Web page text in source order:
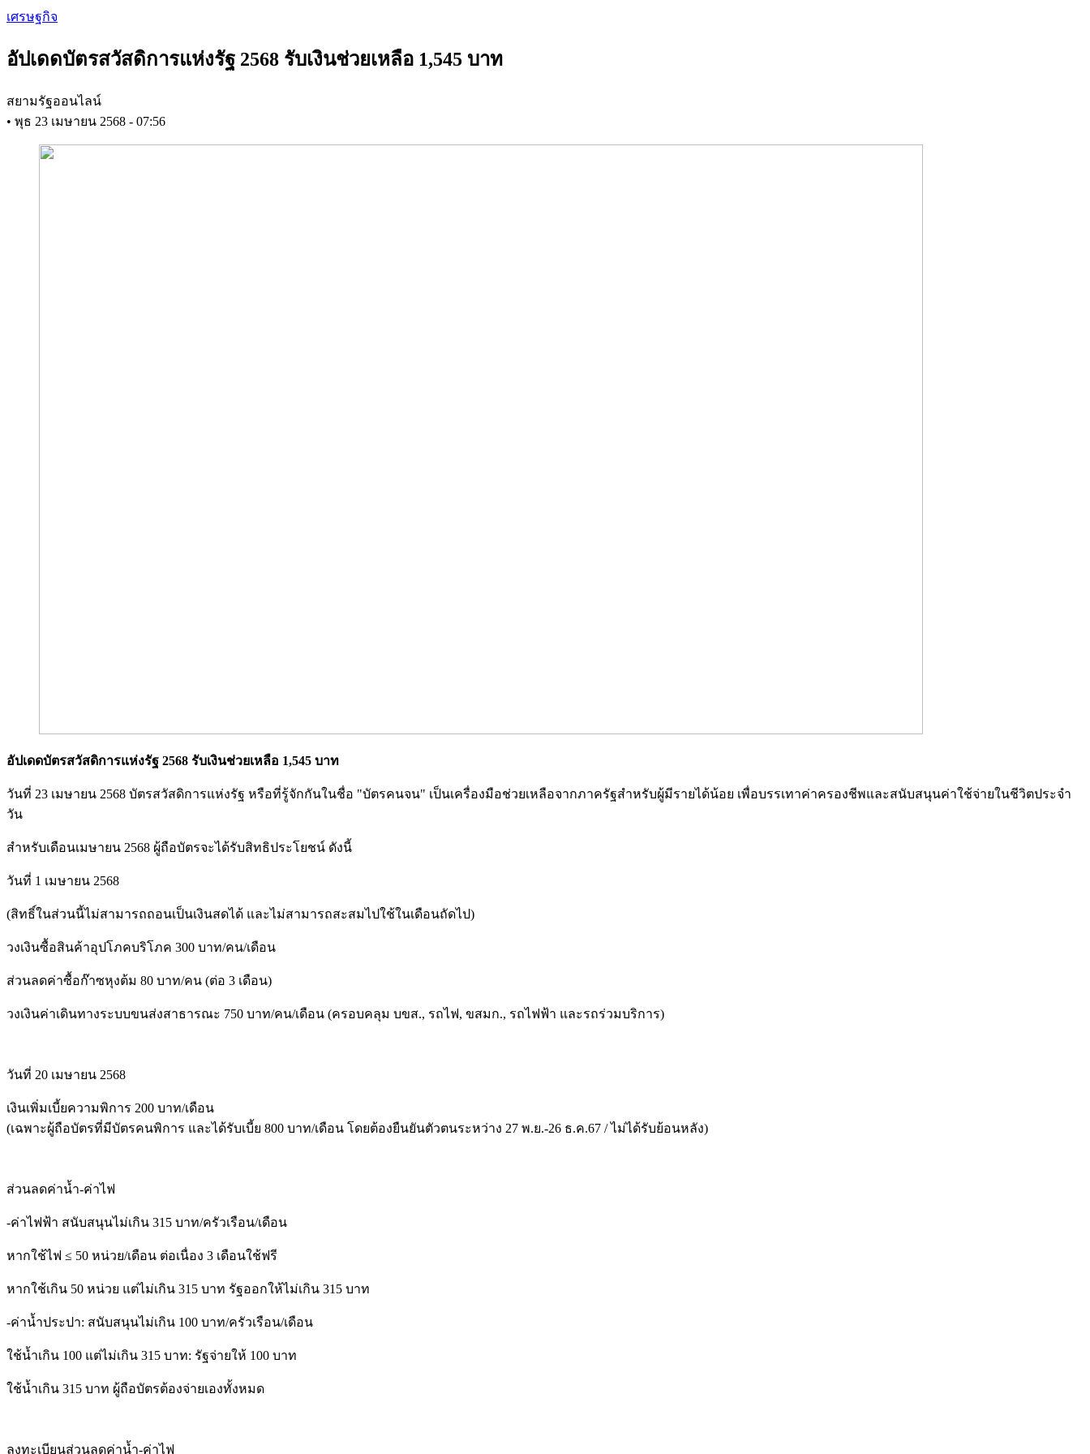
Skip
content
เศรษฐกิจ
อัปเดดบัตรสวัสดิการแห่งรัฐ 2568 รับเงินช่วยเหลือ 1,545 บาท
สยามรัฐออนไลน์
• พุธ 23 เมษายน 2568 - 07:56
อัปเดดบัตรสวัสดิการแห่งรัฐ 2568 รับเงินช่วยเหลือ 1,545 บาท
วันที่ 23 เมษายน 2568 บัตรสวัสดิการแห่งรัฐ หรือที่รู้จักกันในชื่อ "บัตรคนจน" เป็นเครื่องมือช่วยเหลือจากภาครัฐสำหรับผู้มีรายได้น้อย เพื่อบรรเทาค่าครองชีพและสนับสนุนค่าใช้จ่ายในชีวิตประจำ
วัน
สำหรับเดือนเมษายน 2568 ผู้ถือบัตรจะได้รับสิทธิประโยชน์ ดังนี้
วันที่ 1 เมษายน 2568
(สิทธิ์ในส่วนนี้ไม่สามารถถอนเป็นเงินสดได้ และไม่สามารถสะสมไปใช้ในเดือนถัดไป)
วงเงินซื้อสินค้าอุปโภคบริโภค 300 บาท/คน/เดือน
ส่วนลดค่าซื้อก๊าซหุงต้ม 80 บาท/คน (ต่อ 3 เดือน)
วงเงินค่าเดินทางระบบขนส่งสาธารณะ 750 บาท/คน/เดือน (ครอบคลุม บขส., รถไฟ, ขสมก., รถไฟฟ้า และรถร่วมบริการ)
วันที่ 20 เมษายน 2568
เงินเพิ่มเบี้ยความพิการ 200 บาท/เดือน
(เฉพาะผู้ถือบัตรที่มีบัตรคนพิการ และได้รับเบี้ย 800 บาท/เดือน โดยต้องยืนยันตัวตนระหว่าง 27 พ.ย.-26 ธ.ค.67 / ไม่ได้รับย้อนหลัง)
ส่วนลดค่าน้ำ-ค่าไฟ
-ค่าไฟฟ้า สนับสนุนไม่เกิน 315 บาท/ครัวเรือน/เดือน
หากใช้ไฟ ≤ 50 หน่วย/เดือน ต่อเนื่อง 3 เดือนใช้ฟรี
หากใช้เกิน 50 หน่วย แต่ไม่เกิน 315 บาท รัฐออกให้ไม่เกิน 315 บาท
-ค่าน้ำประปา: สนับสนุนไม่เกิน 100 บาท/ครัวเรือน/เดือน
ใช้น้ำเกิน 100 แต่ไม่เกิน 315 บาท: รัฐจ่ายให้ 100 บาท
ใช้น้ำเกิน 315 บาท ผู้ถือบัตรต้องจ่ายเองทั้งหมด
ลงทะเบียนส่วนลดค่าน้ำ-ค่าไฟ